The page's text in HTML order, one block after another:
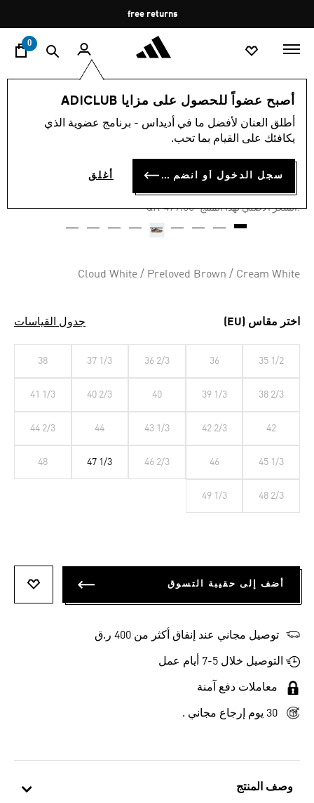
Pause
promotion
rotation
free returns
0
أصبح عضواً للحصول على مزايا ADICLUB
أطلق العنان لأفضل ما في أديداس - برنامج عضوية الذي
يكافئك على القيام بما تحب.
سجل الدخول أو انضم الآن أغلق
وصف المنتج
اسلوب حياة العلامات التجارية أوريجينالز أحذية
-30%
حذاء SAMBA OG
QR 335.01
:السعر الأصلي لهذا المنتج Price reduced from
QR 479.00
to
Cloud White / Preloved Brown / Cream White
اختر مقاس (EU) جدول القياسات
35 1/2
36
36 2/3
37 1/3
38
38 2/3
39 1/3
40
40 2/3
41 1/3
42
42 2/3
43 1/3
44
44 2/3
45 1/3
46
46 2/3
47 1/3
48
48 2/3
49 1/3
أضف إلى حقيبة التسوق
توصيل مجاني عند إنفاق أكثر من 400 ر.ق
التوصيل خلال 5-7 أيام عمل
معاملات دفع آمنة